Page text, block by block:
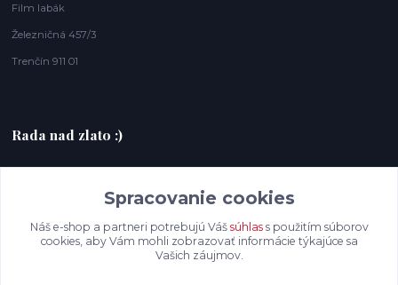
Film labák
Železničná 457/3
Trenčín 911 01
Rada nad zlato :)
filmlabak@gmail.com
Spracovanie cookies
Náš e-shop a partneri potrebujú Váš súhlass použitím súborov
cookies, aby Vám mohli zobrazovať informácie týkajúce sa
Vašich záujmov.